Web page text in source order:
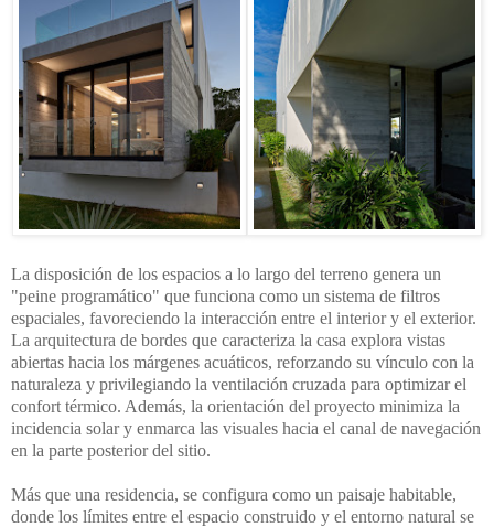
La disposición de los espacios a lo largo del terreno genera un
"peine programático" que funciona como un sistema de filtros
espaciales, favoreciendo la interacción entre el interior y el exterior.
La arquitectura de bordes que caracteriza la casa explora vistas
abiertas hacia los márgenes acuáticos, reforzando su vínculo con la
naturaleza y privilegiando la ventilación cruzada para optimizar el
confort térmico. Además, la orientación del proyecto minimiza la
incidencia solar y enmarca las visuales hacia el canal de navegación
en la parte posterior del sitio.
Más que una residencia, se configura como un paisaje habitable,
donde los límites entre el espacio construido y el entorno natural se